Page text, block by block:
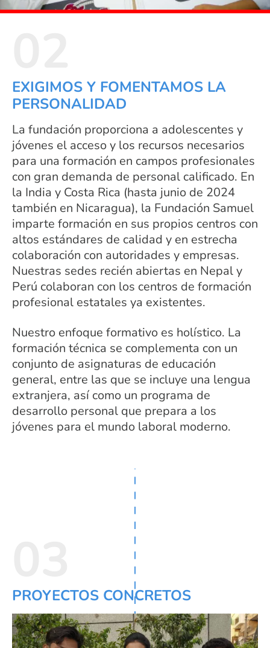
EXIGIMOS Y FOMENTAMOS LA
PERSONALIDAD
La fundación proporciona a adolescentes y
jóvenes el acceso y los recursos necesarios
para una formación en campos profesionales
con gran demanda de personal calificado. En
la India y Costa Rica (hasta junio de 2024
también en Nicaragua), la Fundación Samuel
imparte formación en sus propios centros con
altos estándares de calidad y en estrecha
colaboración con autoridades y empresas.
Nuestras sedes recién abiertas en Nepal y
Perú colaboran con los centros de formación
profesional estatales ya existentes.
Nuestro enfoque formativo es holístico. La
formación técnica se complementa con un
conjunto de asignaturas de educación
general, entre las que se incluye una lengua
extranjera, así como un programa de
desarrollo personal que prepara a los
jóvenes para el mundo laboral moderno.
PROYECTOS CONCRETOS